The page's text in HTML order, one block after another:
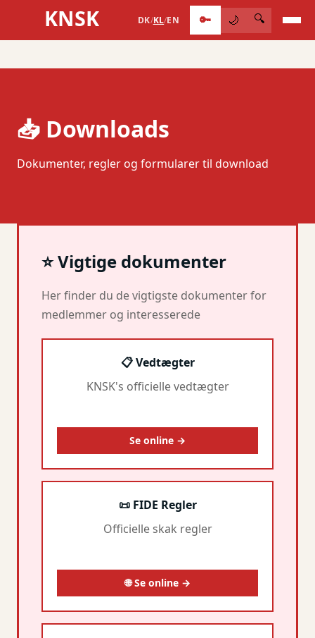
KNSK DK/KL/EN 🔑 🌙 🔍
📥 Downloads
Dokumenter, regler og formularer til download
⭐ Vigtige dokumenter
Her finder du de vigtigste dokumenter for
medlemmer og interesserede
📋 Vedtægter
KNSK's officielle vedtægter
Se online →
📜 FIDE Regler
Officielle skak regler
🌐 Se online →